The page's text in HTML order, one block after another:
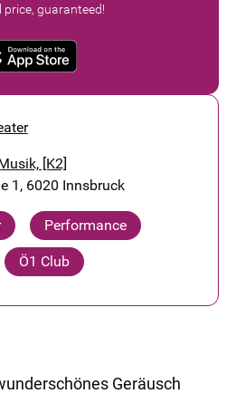
guaranteed!
[K2]
1, 6020 Innsbruck
Performance
Ö1 Club
Geräusch